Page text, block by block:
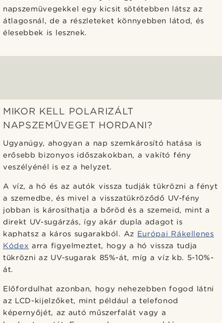
napszemüvegekkel egy kicsit sötétebben látsz az
átlagosnál, de a részleteket könnyebben látod, és
élesebbek is lesznek.
MIKOR KELL POLARIZÁLT
NAPSZEMÜVEGET HORDANI?
Ugyanúgy, ahogyan a nap szemkárosító hatása is
erősebb bizonyos időszakokban, a vakító fény
veszélyénél is ez a helyzet.
A víz, a hó és az autók vissza tudják tükrözni a fényt
a szemedbe, és mivel a visszatükröződő UV-fény
jobban is károsíthatja a bőröd és a szemeid, mint a
direkt UV-sugárzás, így akár dupla adagot is
kaphatsz a káros sugarakból. Az Európai Rákellenes
Kódex arra figyelmeztet, hogy a hó vissza tudja
tükrözni az UV-sugarak 85%-át, míg a víz kb. 5-10%-
át.
Előfordulhat azonban, hogy nehezebben fogod látni
az LCD-kijelzőket, mint például a telefonod
képernyőjét, az autó műszerfalát vagy a